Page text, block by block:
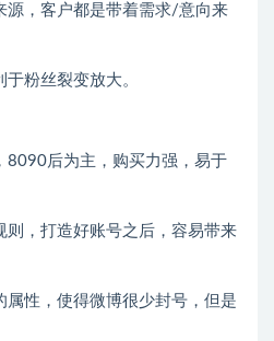
源，客户都是带着需求/意向来
粉丝裂变放大。
8090后为主，购买力强，易于
则，打造好账号之后，容易带来
性，使得微博很少封号，但是